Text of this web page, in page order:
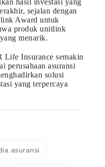
sejalan dengan
Award untuk
produk unitlink
menarik.
Life Insurance semakin
perusahaan asuransi
solusi
yang terpercaya
asuransi